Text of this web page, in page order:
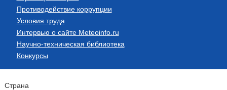
Противодействие коррупции
Условия труда
Интервью о сайте Meteoinfo.ru
Научно-техническая библиотека
Конкурсы
Страна